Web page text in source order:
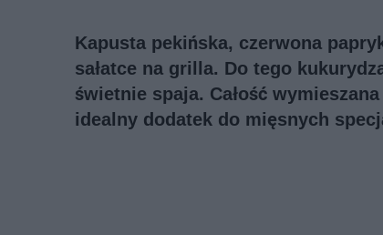
Kapusta pekińska, czerwona
sałatce na grilla. Do tego
świetnie spaja. Całość
idealny dodatek do mięsnych